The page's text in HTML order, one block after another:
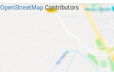
OpenStreetMapContributors